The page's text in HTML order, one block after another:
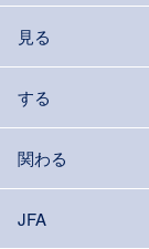
見る
する
関わる
JFA